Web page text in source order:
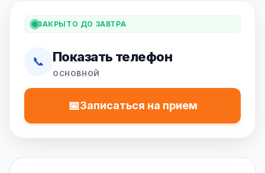
ЗАКРЫТО ДО ЗАВТРА
📞 Показать телефон
ОСНОВНОЙ
📅Записаться на прием